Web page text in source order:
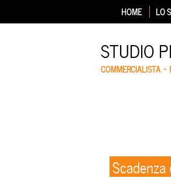
HOME LO
STUDIO
COMMERCIALISTA